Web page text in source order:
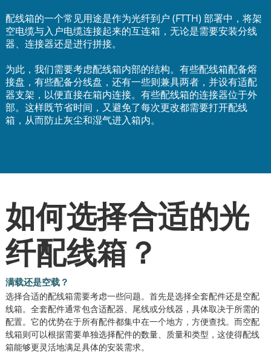
配线箱的一个常见用途是作为光纤到户 (FTTH) 部署中，将架
空电缆与入户电缆连接起来的互连箱，无论是需要安装分线
器、连接器还是进行拼接。
为此，我们需要考虑配线箱内部的结构。有些配线箱配备熔
接盘，有些配备分线盘，还有一些则兼具两者，并设有适配
器支架，以便直接在箱内连接。有些配线箱的连接器位于外
部。这样既节省时间，又避免了每次更改都需要打开配线
箱，从而防止灰尘和湿气进入箱内。
如何选择合适的光
纤配线箱？
满载还是空载？
选择合适的配线箱需要考虑一些问题。首先是选择全套配件还是空配
线箱。全套配件通常包含适配器、尾线或分线器，具体取决于所需的
配置。它的优势在于所有配件都集中在一个地方，方便查找。而空配
线箱则可以根据需要单独选择配件的数量、质量和类型，这使得配线
箱能够更灵活地满足具体的安装需求。